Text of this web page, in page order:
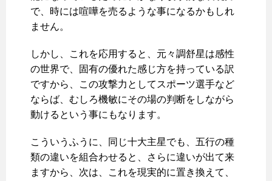
で、時には喧嘩を売るような事になるかもしれ
ません。
しかし、これを応用すると、元々調舒星は感性
の世界で、固有の優れた感じ方を持っている訳
ですから、この攻撃力としてスポーツ選手など
ならば、むしろ機敏にその場の判断をしながら
動けるという事にもなります。
こういうふうに、同じ十大主星でも、五行の種
類の違いを組合わせると、さらに違いが出て来
ますから、次は、これを現実的に置き換えて、